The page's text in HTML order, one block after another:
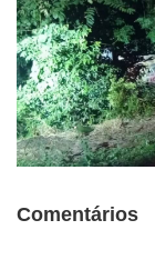
Comentários